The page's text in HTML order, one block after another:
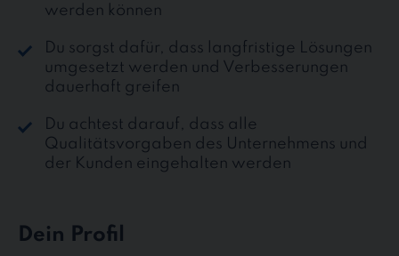
werden können
Du sorgst dafür, dass langfristige Lösungen
umgesetzt werden und Verbesserungen
dauerhaft greifen
Du achtest darauf, dass alle
Qualitätsvorgaben des Unternehmens und
der Kunden eingehalten werden
Dein Profil